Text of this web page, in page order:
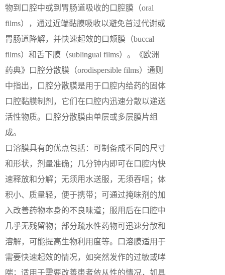
物到口腔中或到胃肠道吸收的口腔膜（oral
films），通过近端黏膜吸收以避免首过代谢或
胃肠道降解，并快速起效的口颊膜（buccal
films）和舌下膜（sublingual films）。《欧洲
药典》口腔分散膜（orodispersible films）通则
中指出，口腔分散膜是用于口腔内给药的固体
口腔黏膜制剂，它们在口腔内迅速分散以递送
活性物质。口腔分散膜由单层或多层膜片组
成。
口溶膜具有的优点包括：可制备成不同的尺寸
和形状，剂量准确；几分钟内即可在口腔内快
速释放和分解；无须用水送服，无须吞咽；体
积小、质量轻，便于携带；可通过掩味剂的加
入改善药物本身的不良味道；服用后在口腔中
几乎无残留物；部分疏水性药物可迅速分散和
溶解，可能提高生物利用度等。口溶膜适用于
需要快速起效的情况，如突然发作的过敏或哮
喘；适用于需要改善患者依从性的情况，如具